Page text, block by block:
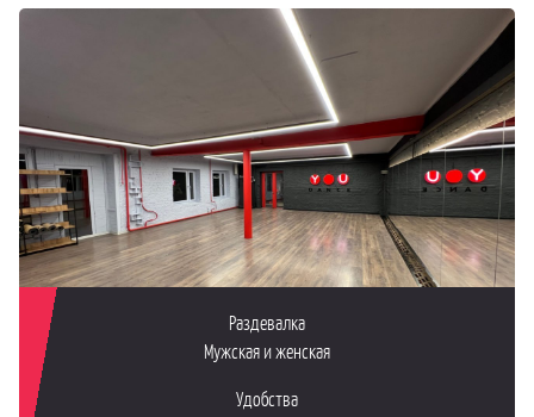
Раздевалка
Мужская и женская
Удобства